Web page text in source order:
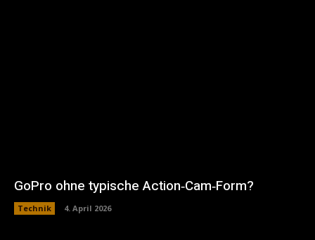
GoPro ohne typische Action‑Cam‑Form?
Technik 4. April 2026